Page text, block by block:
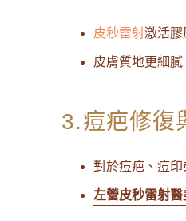
皮秒雷射激活膠
皮膚質地更細膩
3.痘疤修復
對於痘疤、痘
左營皮秒雷射